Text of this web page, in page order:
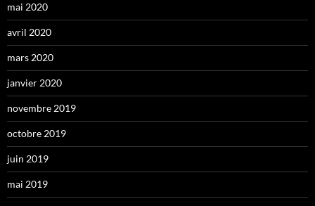
mai 2020
avril 2020
mars 2020
janvier 2020
novembre 2019
octobre 2019
juin 2019
mai 2019